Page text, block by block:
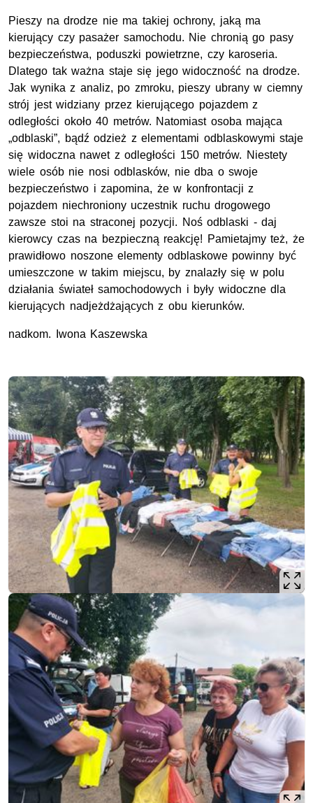
Pieszy na drodze nie ma takiej ochrony, jaką ma
kierujący czy pasażer samochodu. Nie chronią go pasy
bezpieczeństwa, poduszki powietrzne, czy karoseria.
Dlatego tak ważna staje się jego widoczność na drodze.
Jak wynika z analiz, po zmroku, pieszy ubrany w ciemny
strój jest widziany przez kierującego pojazdem z
odległości około 40 metrów. Natomiast osoba mająca
„odblaski”, bądź odzież z elementami odblaskowymi staje
się widoczna nawet z odległości 150 metrów. Niestety
wiele osób nie nosi odblasków, nie dba o swoje
bezpieczeństwo i zapomina, że w konfrontacji z
pojazdem niechroniony uczestnik ruchu drogowego
zawsze stoi na straconej pozycji. Noś odblaski - daj
kierowcy czas na bezpieczną reakcję! Pamietajmy też, że
prawidłowo noszone elementy odblaskowe powinny być
umieszczone w takim miejscu, by znalazły się w polu
działania świateł samochodowych i były widoczne dla
kierujących nadjeżdżających z obu kierunków.
nadkom. Iwona Kaszewska